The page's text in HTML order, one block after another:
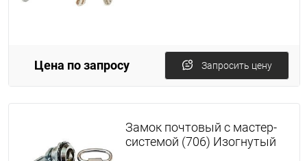
Цена по запросу Запросить цену
Замок почтовый с мастер-
системой (706) Изогнутый